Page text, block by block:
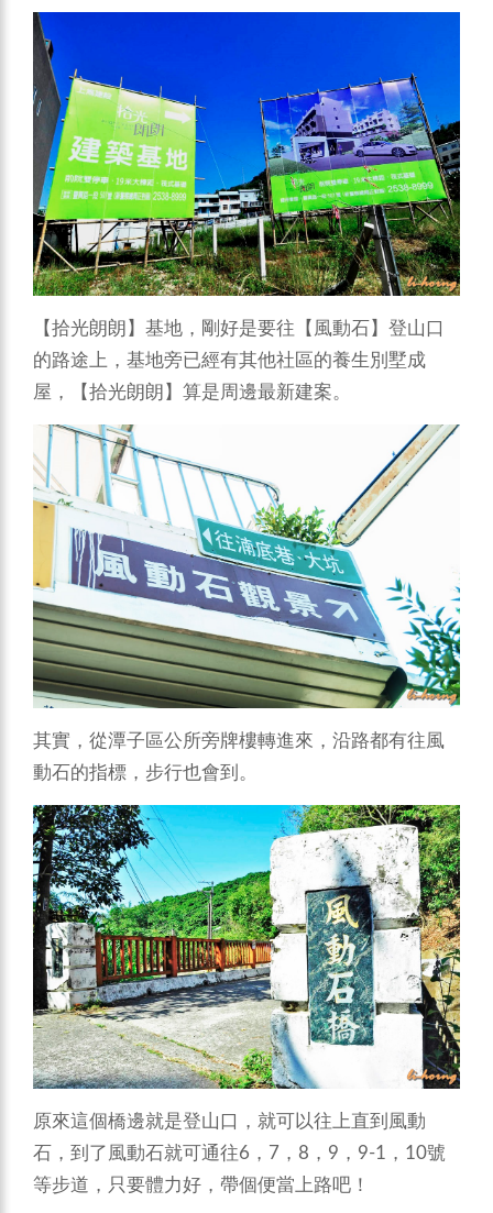
【拾光朗朗】基地，剛好是要往【風動石】登山口
的路途上，基地旁已經有其他社區的養生別墅成
屋，【拾光朗朗】算是周邊最新建案。
其實，從潭子區公所旁牌樓轉進來，沿路都有往風
動石的指標，步行也會到。
原來這個橋邊就是登山口，就可以往上直到風動
石，到了風動石就可通往6，7，8，9，9-1，10號
等步道，只要體力好，帶個便當上路吧！